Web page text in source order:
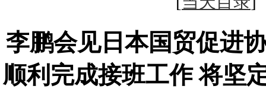
李鹏会见日本国贸促进
顺利完成接班工作 将坚